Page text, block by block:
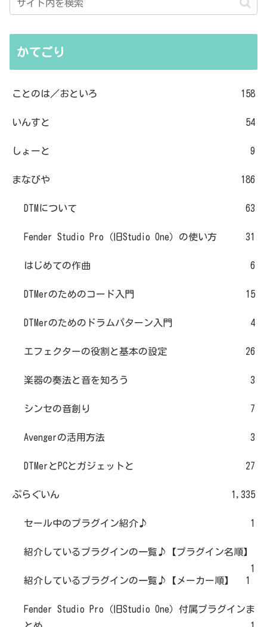
かてごり
ことのは／おといろ 158
いんすと 54
しょーと 9
まなびや 186
DTMについて 63
Fender Studio Pro（旧Studio One）の使い方 31
はじめての作曲 6
DTMerのためのコード入門 15
DTMerのためのドラムパターン入門 4
エフェクターの役割と基本の設定 26
楽器の奏法と音を知ろう 3
シンセの音創り 7
Avengerの活用方法 3
DTMerとPCとガジェットと 27
ぷらぐいん 1,335
セール中のプラグイン紹介♪ 1
紹介しているプラグインの一覧♪【プラグイン名順】
1
紹介しているプラグインの一覧♪【メーカー順】
1
Fender Studio Pro（旧Studio One）付属プラグインま